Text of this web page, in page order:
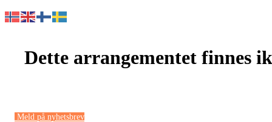
Dette arrangementet finnes
Meld på nyhetsbrev